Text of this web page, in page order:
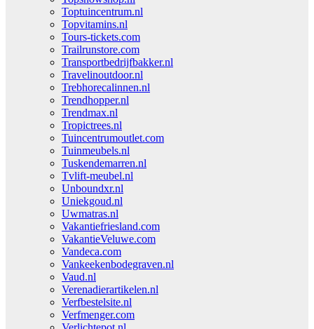
Toptuincentrum.nl
Topvitamins.nl
Tours-tickets.com
Trailrunstore.com
Transportbedrijfbakker.nl
Travelinoutdoor.nl
Trebhorecalinnen.nl
Trendhopper.nl
Trendmax.nl
Tropictrees.nl
Tuincentrumoutlet.com
Tuinmeubels.nl
Tuskendemarren.nl
Tvlift-meubel.nl
Unboundxr.nl
Uniekgoud.nl
Uwmatras.nl
Vakantiefriesland.com
VakantieVeluwe.com
Vandeca.com
Vankeekenbodegraven.nl
Vaud.nl
Verenadierartikelen.nl
Verfbestelsite.nl
Verfmenger.com